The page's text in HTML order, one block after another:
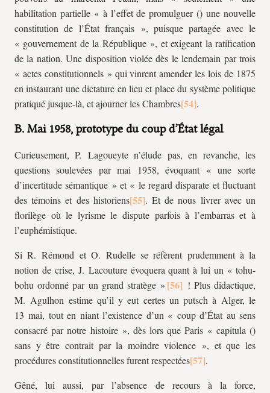
habilitation partielle « à l’effet de promulguer () une nouvelle
constitution de l’État français », puisque partagée avec le
« gouvernement de la République », et exigeant la ratification
de la nation. Une disposition violée dès le lendemain par trois
« actes constitutionnels » qui vinrent amender les lois de 1875
en instaurant une dictature en lieu et place du système politique
pratiqué jusque-là, et ajourner les Chambres
.
B. Mai 1958, prototype du coup d’État légal
Curieusement, P. Lagoueyte n’élude pas, en revanche, les
questions soulevées par mai 1958, évoquant « une sorte
d’incertitude sémantique » et « le regard disparate et fluctuant
des témoins et des historiens
. Et de nous livrer avec un
florilège où le lyrisme le dispute parfois à l’embarras et à
l’euphémistique.
Si R. Rémond et O. Rudelle se réfèrent prudemment à la
notion de crise, J. Lacouture évoquera quant à lui un « tohu-
bohu ordonné par un grand stratège »
! Plus didactique,
M. Agulhon estime qu’il y eut certes un putsch à Alger, le
13 mai, tout en niant l’existence d’un « coup d’État au sens
consacré par notre histoire », dès lors que Paris « capitula ()
sans y être contrait par la moindre violence », et que les
procédures constitutionnelles furent respectées
.
Gêné, lui aussi, par l’absence de recours à la force,